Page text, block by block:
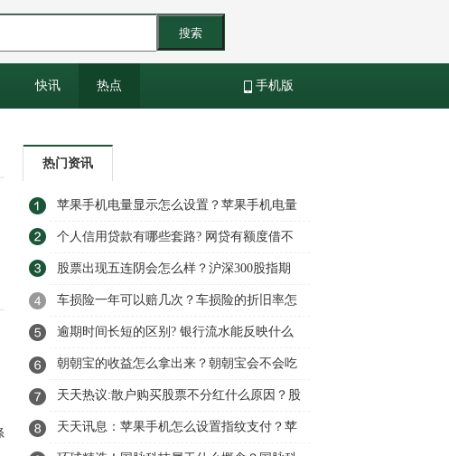
搜索
快讯 热点 手机版
热门资讯
苹果手机电量显示怎么设置？苹果手机电量
怎么换颜色？
个人信用贷款有哪些套路? 网贷有额度借不
了怎么办?
股票出现五连阴会怎么样？沪深300股指期
货一手保证金多少钱？_环球最资讯
车损险一年可以赔几次？车损险的折旧率怎
么算？
逾期时间长短的区别? 银行流水能反映什么
问题?
朝朝宝的收益怎么拿出来？朝朝宝会不会吃
掉本金？
天天热议:散户购买股票不分红什么原因？股
票分红交纳税款规则是什么？
天天讯息：苹果手机怎么设置指纹支付？苹